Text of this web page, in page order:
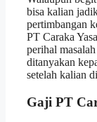
bisa kalian
pertimbangan
PT Caraka
perihal
ditanyakan
setelah kalian
Gaji PT